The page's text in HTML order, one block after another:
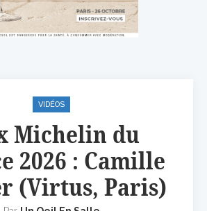
VIDÉOS
Michelin du
2026 : Camille
(Virtus, Paris)